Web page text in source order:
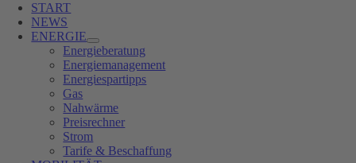
START
NEWS
ENERGIE
Energieberatung
Energiemanagement
Energiespartipps
Gas
Nahwärme
Preisrechner
Strom
Tarife & Beschaffung